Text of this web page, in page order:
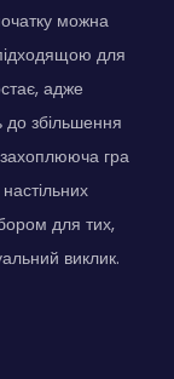
можна
для
адже
до збільшення
гра
для тих,
виклик.